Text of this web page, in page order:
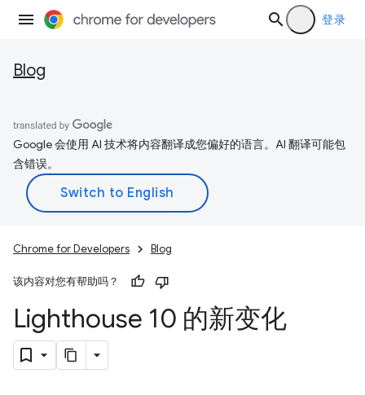
登录
Blog
Google 会使用 AI 技术将内容翻译成您偏好的语言。AI 翻译可能包
含错误。
Chrome for Developers Blog
该内容对您有帮助吗？
Lighthouse 10 的新变化